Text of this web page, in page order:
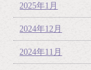
2025年1月
2024年12月
2024年11月